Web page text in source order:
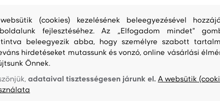
TISZTÍTÁS
(cookies) kezelésének beleegyezésével
fejlesztéséhez. Az „Elfogadom mindet"
beleegyezik abba, hogy személyre szabott
hirdetéseket mutassunk és vonzó, online vásárlási
Önnek.
adataival tisztességesen járunk el. A websütik